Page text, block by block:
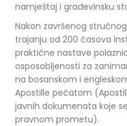
namještaj i građevinsku
Nakon završenog
trajanju od 200 časova
praktične nastave
osposobljenosti za
na bosanskom i
Apostille pečatom
javnih dokumenata koje
pravnom prometu).